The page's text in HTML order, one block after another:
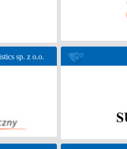
sp. z o.o.